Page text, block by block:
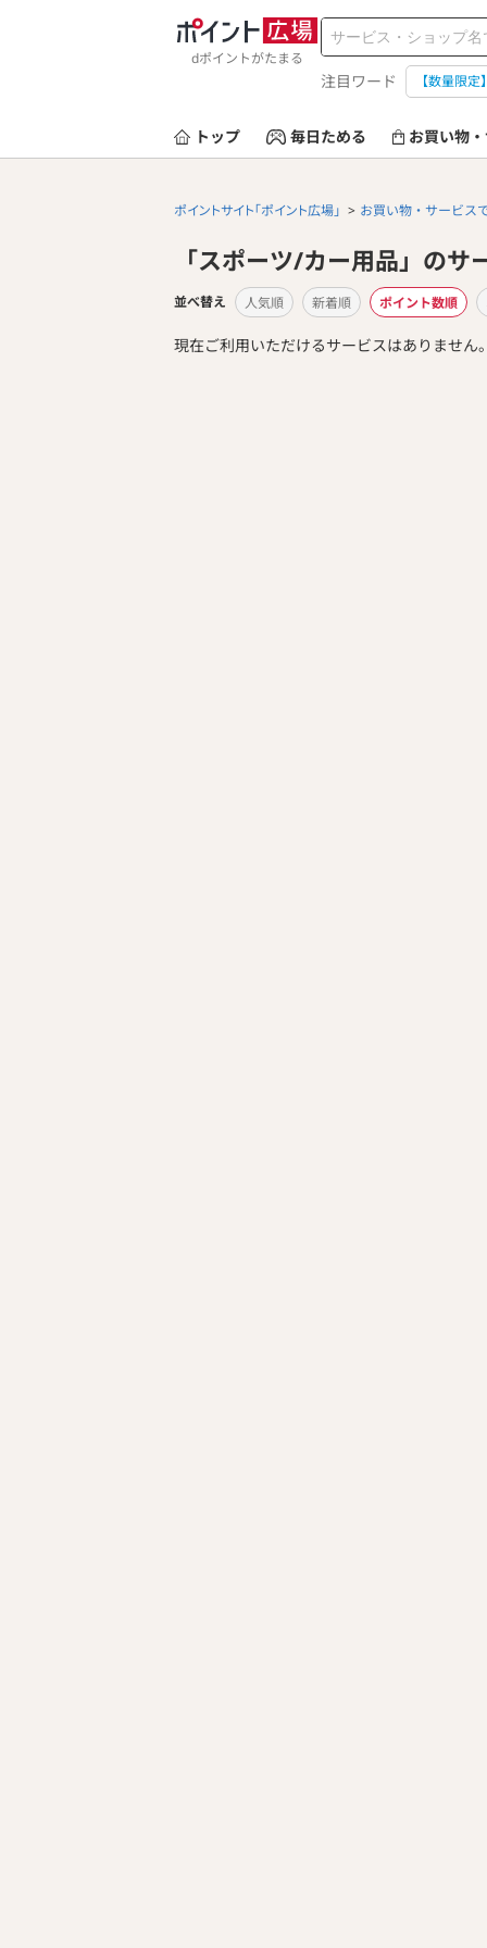
dポイントがたまる
注目ワード 【数量限
トップ 毎日ためる お買い物
ポイントサイト「ポイント広場」 お買い物・サービス
「スポーツ/カー用品」のサ
並べ替え 人気順 新着順 ポイント数順
現在ご利用いただけるサービスはありません